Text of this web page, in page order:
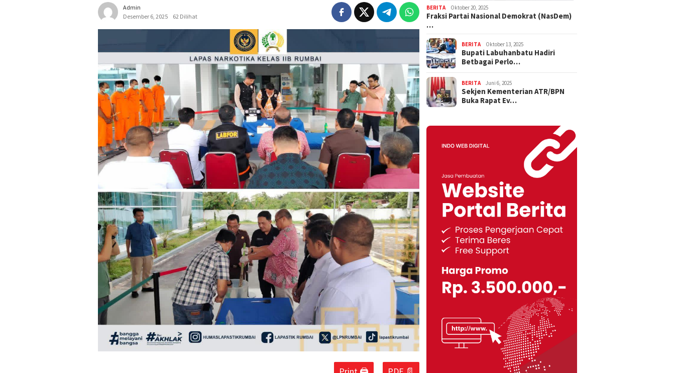
Admin
Desember 6, 2025
62 Dilihat
BERITA Oktober 20, 2025
Fraksi Partai Nasional Demokrat (NasDem)
…
BERITA Oktober 13, 2025
Bupati Labuhanbatu Hadiri
Betbagai Perlo…
BERITA Juni 6, 2025
Sekjen Kementerian ATR/BPN
Buka Rapat Ev…